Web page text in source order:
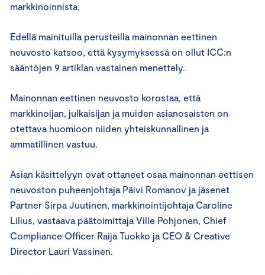
markkinoinnista.
Edellä mainituilla perusteilla mainonnan eettinen
neuvosto katsoo, että kysymyksessä on ollut ICC:n
sääntöjen 9 artiklan vastainen menettely.
Mainonnan eettinen neuvosto korostaa, että
markkinoijan, julkaisijan ja muiden asianosaisten on
otettava huomioon niiden yhteiskunnallinen ja
ammatillinen vastuu.
Asian käsittelyyn ovat ottaneet osaa mainonnan eettisen
neuvoston puheenjohtaja Päivi Romanov ja jäsenet
Partner Sirpa Juutinen, markkinointijohtaja Caroline
Lilius, vastaava päätoimittaja Ville Pohjonen, Chief
Compliance Officer Raija Tuokko ja CEO & Creative
Director Lauri Vassinen.